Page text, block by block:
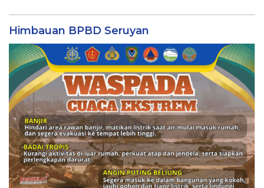
Himbauan BPBD Seruyan